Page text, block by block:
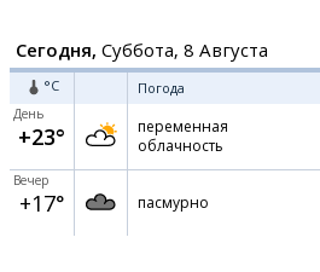
Сегодня, Суббота, 8 Августа
°C Погода
День
+23°
переменная
облачность
Вечер
+17° пасмурно